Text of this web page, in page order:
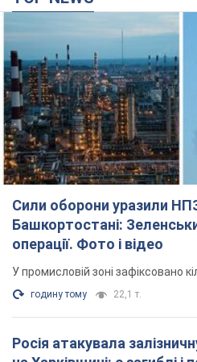
Башкортостані:
операції. Фото і відео
У промисловій зоні зафіксовано
годину тому 22,1 т.
Росія атакувала
на Харківщині: є загиблі і
Внаслідок удару БПЛА
призупинили
2 години тому 2,5 т.
ВАКС обрав запобіжний захід експосолці
України у США Стефанішиній: що відомо про
справу
Суд не повністю задовольнив